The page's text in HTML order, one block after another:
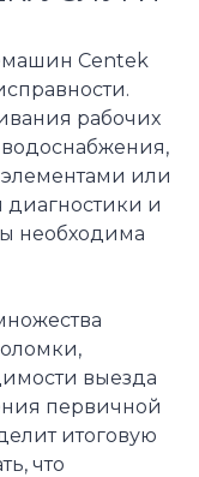
Centek
рабочих
или
диагностики и
необходима
выезда
первичной
итоговую
что